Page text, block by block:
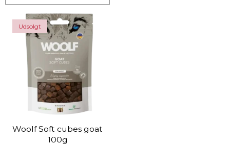
Udsolgt
Woolf Soft cubes goat
100g